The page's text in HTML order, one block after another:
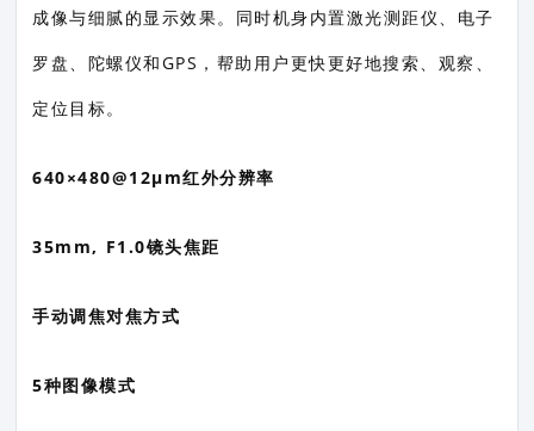
成像与细腻的显示效果。同时机身内置激光测距仪、电子
罗盘、陀螺仪和GPS，帮助用户更快更好地搜索、观察、
定位目标。
640×480@12μm红外分辨率
35mm, F1.0镜头焦距
手动调焦对焦方式
5种图像模式